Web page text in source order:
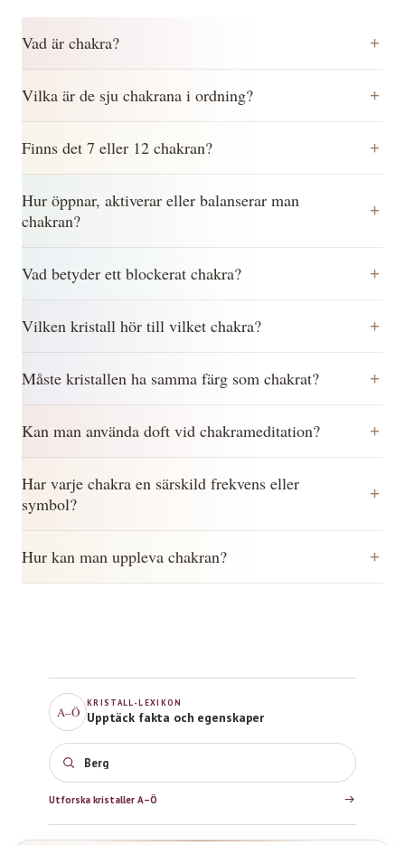
A–Ö
KRISTALL-LEXIKON
Upptäck fakta och egenskaper
Rosenkvarts
Utforska kristaller A–Ö
Vad är chakra?
Vilka är de sju chakrana i ordning?
Finns det 7 eller 12 chakran?
Hur öppnar, aktiverar eller balanserar man
chakran?
Vad betyder ett blockerat chakra?
Vilken kristall hör till vilket chakra?
Måste kristallen ha samma färg som chakrat?
Kan man använda doft vid chakrameditation?
Har varje chakra en särskild frekvens eller
symbol?
Hur kan man uppleva chakran?